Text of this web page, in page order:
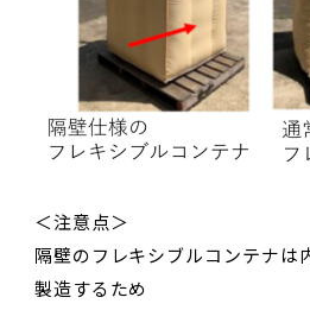
＜注意点＞
隔壁のフレキシブルコンテナは
製造するため